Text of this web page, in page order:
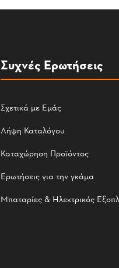
Συχνές Ερωτήσεις
Σχετικά με Εμάς
Λήψη Καταλόγου
Καταχώρηση Προϊόντος
Ερωτήσεις για την γκάμα
Μπαταρίες & Ηλεκτρικός